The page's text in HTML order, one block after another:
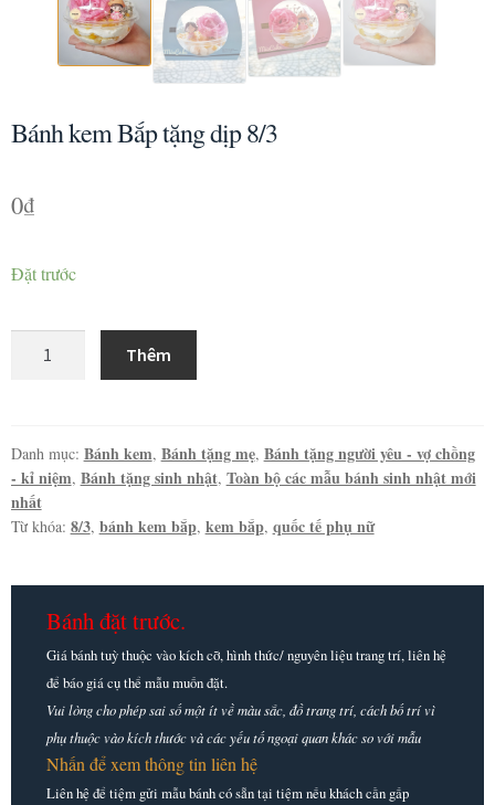
Bánh kem Bắp tặng dịp 8/3
0₫
Đặt trước
dịp
8/3
số
lượng
Thêm
Danh mục: Bánh kem, Bánh tặng mẹ, Bánh tặng người yêu - vợ chồng
- kỉ niệm, Bánh tặng sinh nhật, Toàn bộ các mẫu bánh sinh nhật mới
nhất
Từ khóa: 8/3, bánh kem bắp, kem bắp, quốc tế phụ nữ
Bánh đặt trước.
Giá bánh tuỳ thuộc vào kích cỡ, hình thức/ nguyên liệu trang trí, liên hệ
để báo giá cụ thể mẫu muốn đặt.
Vui lòng cho phép sai số một ít về màu sắc, đồ trang trí, cách bố trí vì
phụ thuộc vào kích thước và các yếu tố ngoại quan khác so với mẫu
Nhấn để xem thông tin liên hệ
Liên hệ để tiệm gửi mẫu bánh có sẵn tại tiệm nếu khách cần gấp